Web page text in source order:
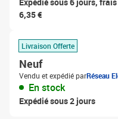
6,35 €
Livraison Offerte
Neuf
Vendu et expédié parRéseau
En stock
Expédié sous 2 jours